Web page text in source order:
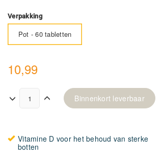
Verpakking
Pot - 60 tabletten
10,99
Binnenkort leverbaar
Vitamine D voor het behoud van sterke
botten